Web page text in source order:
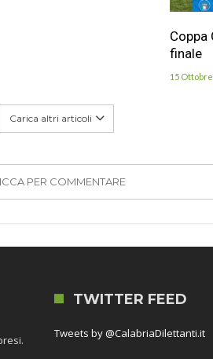
Coppa
finale
15
Carica altri articoli
PER COMMENTARE
TWITTER FEED
Tweets by @CalabriaDilettanti.it